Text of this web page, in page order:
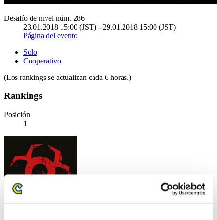
Desafío de nivel núm. 286
23.01.2018 15:00 (JST) - 29.01.2018 15:00 (JST)
Página del evento
Solo
Cooperativo
(Los rankings se actualizan cada 6 horas.)
Rankings
Posición
1